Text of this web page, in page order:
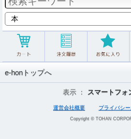
e-honトップへ
表示 ： スマートフォ
運営会社概要 プライバシ
Copyright © TOHAN